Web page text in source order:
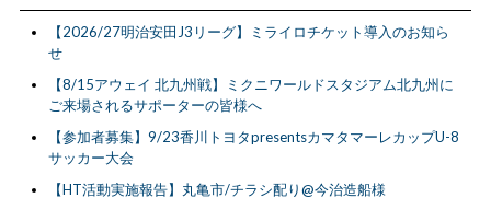
【2026/27明治安田J3リーグ】ミライロチケット導入のお知ら
せ
【8/15アウェイ 北九州戦】ミクニワールドスタジアム北九州に
ご来場されるサポーターの皆様へ
【参加者募集】9/23香川トヨタpresentsカマタマーレカップU-8
サッカー大会
【HT活動実施報告】丸亀市/チラシ配り@今治造船様